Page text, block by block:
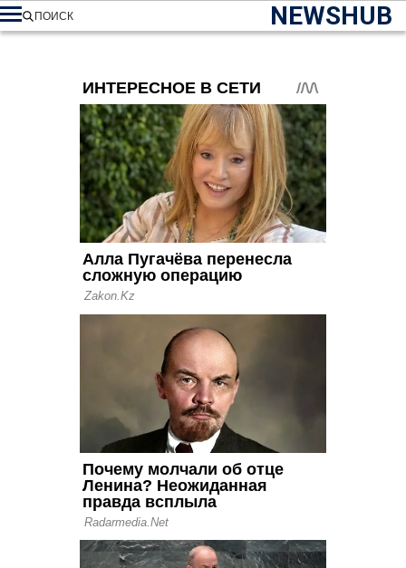
NEWSHUB
ПОИСК